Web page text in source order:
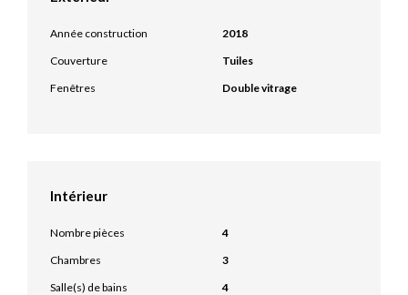
Année construction
2018
Couverture
Tuiles
Fenêtres
Double vitrage
Intérieur
Nombre pièces
4
Chambres
3
Salle(s) de bains
4